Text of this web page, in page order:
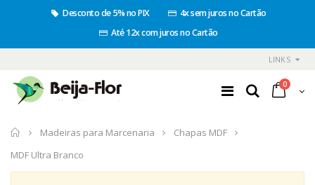
Desconto de 5% no PIX
4x sem juros no Cartão
Até 12x com juros no Cartão
LINKS
0
Início
Madeiras para Marcenaria
Chapas MDF
MDF Ultra Branco